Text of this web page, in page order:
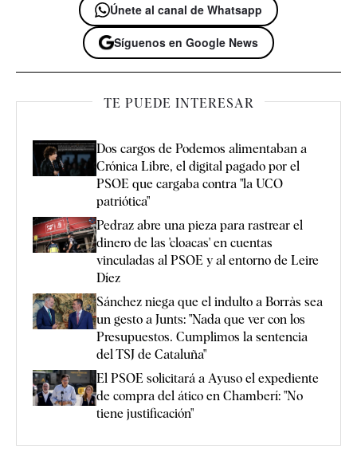
Únete al canal de Whatsapp
Síguenos en Google News
TE PUEDE INTERESAR
Dos cargos de Podemos alimentaban a
Crónica Libre, el digital pagado por el
PSOE que cargaba contra "la UCO
patriótica"
Pedraz abre una pieza para rastrear el
dinero de las 'cloacas' en cuentas
vinculadas al PSOE y al entorno de Leire
Díez
Sánchez niega que el indulto a Borràs sea
un gesto a Junts: "Nada que ver con los
Presupuestos. Cumplimos la sentencia
del TSJ de Cataluña"
El PSOE solicitará a Ayuso el expediente
de compra del ático en Chamberí: "No
tiene justificación"